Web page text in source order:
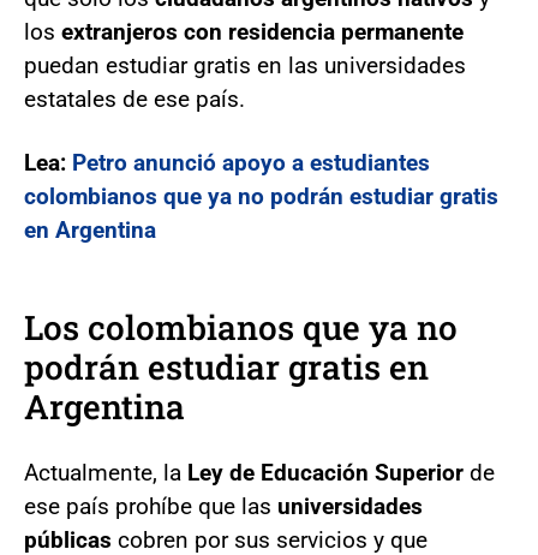
los extranjeros con residencia permanente
puedan estudiar gratis en las universidades
estatales de ese país.
Lea: Petro anunció apoyo a estudiantes
colombianos que ya no podrán estudiar gratis
en Argentina
Los colombianos que ya no
podrán estudiar gratis en
Argentina
Actualmente, la Ley de Educación Superior de
ese país prohíbe que las universidades
públicas cobren por sus servicios y que